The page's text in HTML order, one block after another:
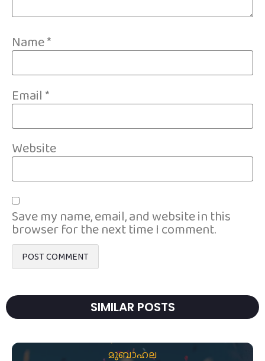
Name*
Email*
Website
Save my name, email, and website in this
browser for the next time I comment.
SIMILAR POSTS
മുബാഹല